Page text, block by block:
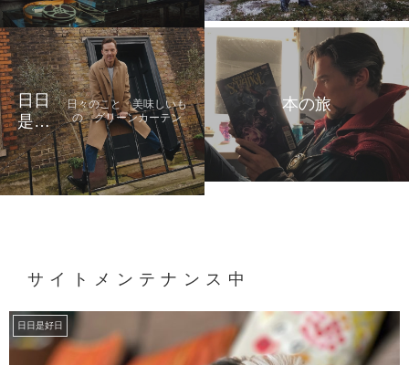
旅
日日
是好
日
日々のこと 美味しいも
の グリーンカーテン
本の旅
サイトメンテナンス中
日日是好日